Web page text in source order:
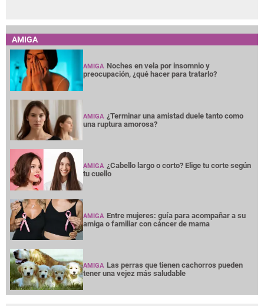
AMIGA
AMIGA Noches en vela por insomnio y
preocupación, ¿qué hacer para tratarlo?
AMIGA ¿Terminar una amistad duele tanto como
una ruptura amorosa?
AMIGA ¿Cabello largo o corto? Elige tu corte según
tu cuello
AMIGA Entre mujeres: guía para acompañar a su
amiga o familiar con cáncer de mama
AMIGA Las perras que tienen cachorros pueden
tener una vejez más saludable